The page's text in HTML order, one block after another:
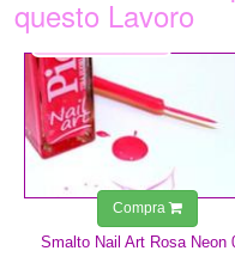
questo Lavoro
Smalto Nail Art Rosa Neon
Compra